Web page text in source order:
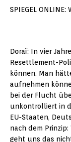
SPIEGEL
Doraï: In vier
Resettlement-
können. Man
aufnehmen
bei der Flucht
unkontrolliert in
EU-Staaten,
nach dem
geht uns das